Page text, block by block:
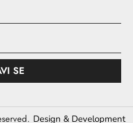
SE
Design & Development